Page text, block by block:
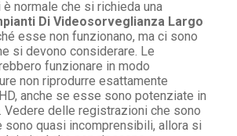
normale che si richieda una
Di Videosorveglianza Largo
esse non funzionano, ma ci sono
si devono considerare. Le
funzionare in modo
non riprodurre esattamente
anche se esse sono potenziate in
Vedere delle registrazioni che sono
quasi incomprensibili, allora si